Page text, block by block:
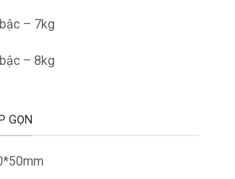
– 7kg
– 8kg
GỌN